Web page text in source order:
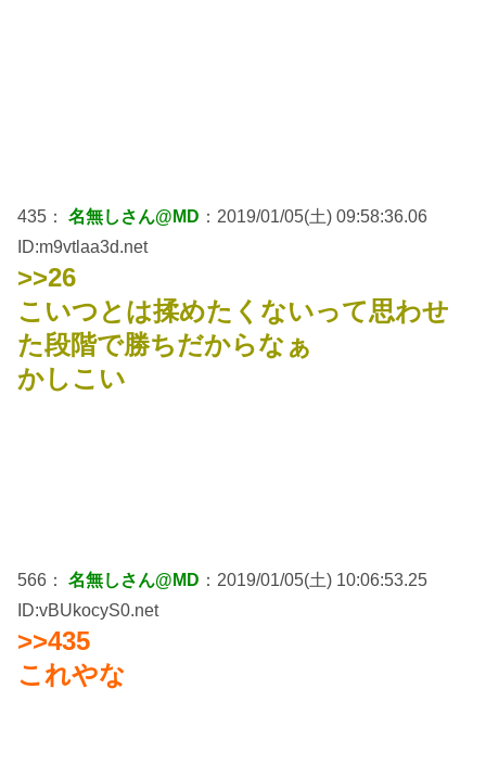
435： 名無しさん@MD ：2019/01/05(土) 09:58:36.06
ID:m9vtlaa3d.net
>>26
こいつとは揉めたくないって思わせ
た段階で勝ちだからなぁ
かしこい
566： 名無しさん@MD ：2019/01/05(土) 10:06:53.25
ID:vBUkocyS0.net
>>435
これやな